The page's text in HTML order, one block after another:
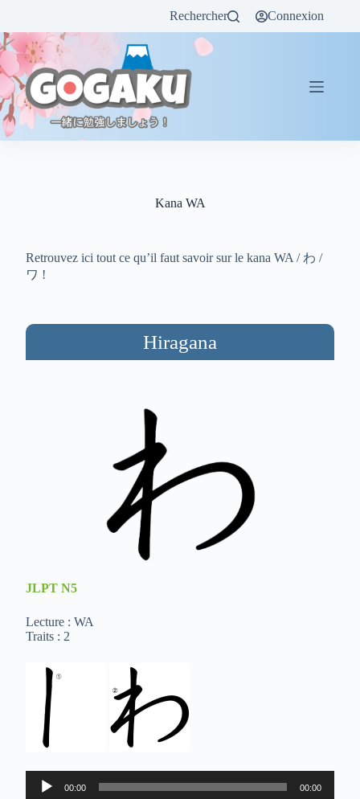
Rechercher Connexion
Kana WA
Retrouvez ici tout ce qu’il faut savoir sur le kana WA / わ /
ワ !
Hiragana
JLPT N5
Lecture : WA
Traits : 2
Lecteur
audio
00:00 00:00